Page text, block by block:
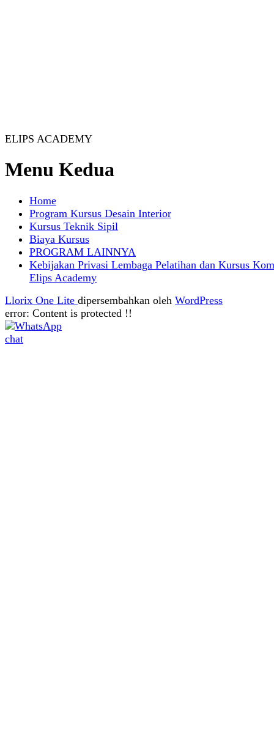
ELIPS ACADEMY
Menu Kedua
Home
Program Kursus Desain Interior
Kursus Teknik Sipil
Biaya Kursus
PROGRAM LAINNYA
Kebijakan Privasi Lembaga Pelatihan dan Kursus
Elips Academy
Llorix One Lite dipersembahkan oleh WordPress
error: Content is protected !!